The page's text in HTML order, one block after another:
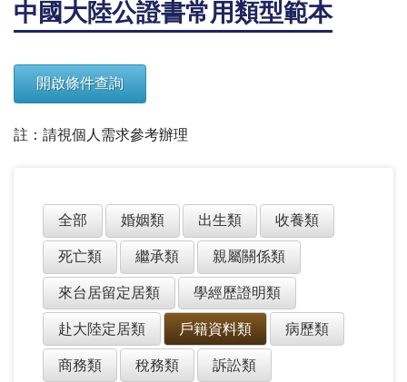
中國大陸公證書常用類型範本
註：請視個人需求參考辦理
全部 婚姻類 出生類 收養類
死亡類 繼承類 親屬關係類
來台居留定居類 學經歷證明類
赴大陸定居類 戶籍資料類 病歷類
商務類 稅務類 訴訟類